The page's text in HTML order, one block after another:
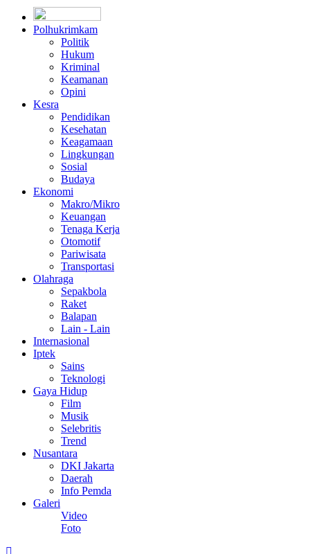
Polhukrimkam
Politik
Hukum
Kriminal
Keamanan
Opini
Kesra
Pendidikan
Kesehatan
Keagamaan
Lingkungan
Sosial
Budaya
Ekonomi
Makro/Mikro
Keuangan
Tenaga Kerja
Otomotif
Pariwisata
Transportasi
Olahraga
Sepakbola
Raket
Balapan
Lain - Lain
Internasional
Iptek
Sains
Teknologi
Gaya Hidup
Film
Musik
Selebritis
Trend
Nusantara
DKI Jakarta
Daerah
Info Pemda
Galeri
Video
Foto